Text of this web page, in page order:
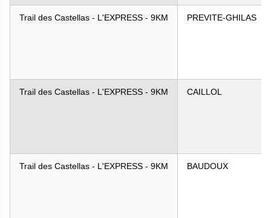
Trail des Castellas - L'EXPRESS - 9KM PREVITE-GHILAS
Trail des Castellas - L'EXPRESS - 9KM CAILLOL
Trail des Castellas - L'EXPRESS - 9KM BAUDOUX